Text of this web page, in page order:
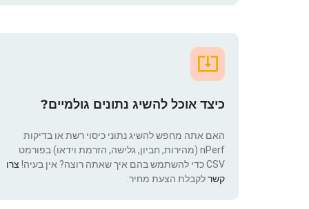
כיצד אוכל להשיג נתונים גולמיים?
האם אתה מחפש להשיג נתוני כיסוי רשת או בדיקות
nPerf (מהירות, חביון, גלישה, הזרמת וידאו) בפורמט
CSV כדי להשתמש בהם איך שאתה רוצה? אין בעיה!
צרו
קשרלקבלת הצעת מחיר.